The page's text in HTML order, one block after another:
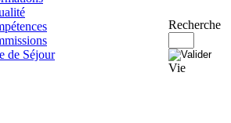
de Séjour
Recherche
Vie